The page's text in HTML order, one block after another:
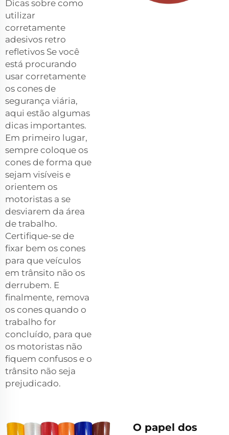
Dicas sobre como
utilizar
corretamente
adesivos retro
refletivos Se você
está procurando
usar corretamente
os cones de
segurança viária,
aqui estão algumas
dicas importantes.
Em primeiro lugar,
sempre coloque os
cones de forma que
sejam visíveis e
orientem os
motoristas a se
desviarem da área
de trabalho.
Certifique-se de
fixar bem os cones
para que veículos
em trânsito não os
derrubem. E
finalmente, remova
os cones quando o
trabalho for
concluído, para que
os motoristas não
fiquem confusos e o
trânsito não seja
prejudicado.
O papel dos